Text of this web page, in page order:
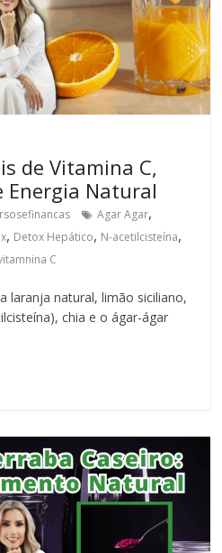
de Vitamina C,
Energia Natural
Agar Agar,
, Detox Hepático, N-acetilcisteína,
C
laranja natural, limão siciliano,
chia e o ágar-ágar